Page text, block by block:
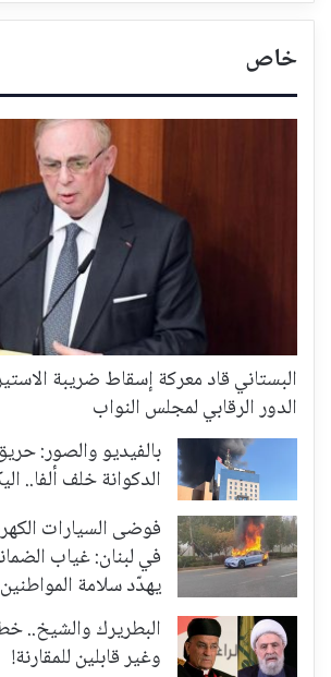
خاص
البستاني قاد معركة إسقاط ضريبة
الدور الرقابي لمجلس النواب
بالفيديو والصور:
الدكوانة خلف ألفا..
فوضى السيارات
في لبنان: غياب
يهدّد سلامة المواطنين
البطريرك والشيخ..
وغير قابلين للمقارنة!